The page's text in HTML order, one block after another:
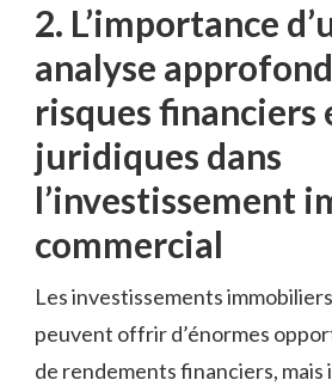
2. L’importance
analyse
risques financiers
juridiques ⁣dans
l’investissement
commercial
Les investissements
peuvent ‌offrir d’énormes​
de rendements⁢ financiers,